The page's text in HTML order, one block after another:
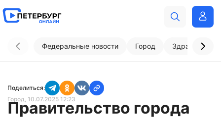
Федеральные новости Город
Поделиться:
Город, 10.07.2025 12:23
Правительство города